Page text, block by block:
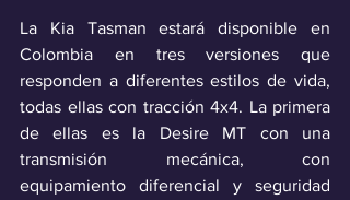
La Kia Tasman estará disponible en
Colombia en tres versiones que
responden a diferentes estilos de vida,
todas ellas con tracción 4x4. La primera
de ellas es la Desire MT con una
transmisión mecánica, con
equipamiento diferencial y seguridad